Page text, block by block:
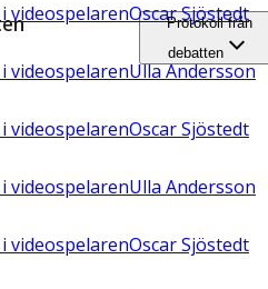
i videospelarenOscar Sjöstedt
i videospelarenUlla Andersson
i videospelarenOscar Sjöstedt
i videospelarenUlla Andersson
i videospelarenOscar Sjöstedt
Protokoll från
debatten